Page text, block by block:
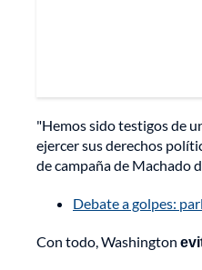
"Hemos sido testigos de
ejercer sus derechos
de campaña de Machado
Debate a golpes:
Con todo, Washington